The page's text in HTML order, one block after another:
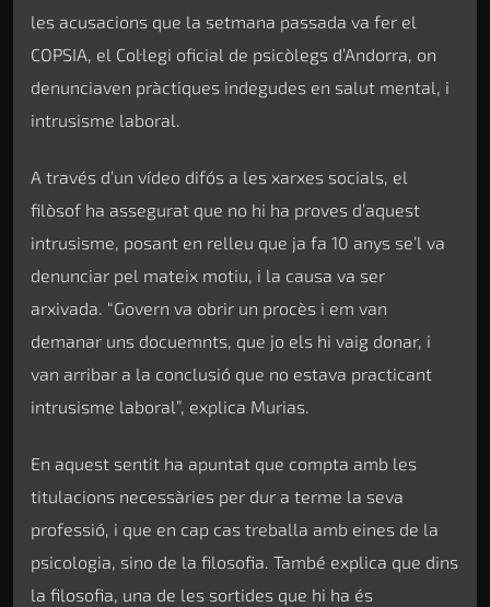
les acusacions que la setmana passada va fer el
COPSIA, el Col·legi oficial de psicòlegs d’Andorra, on
denunciaven pràctiques indegudes en salut mental, i
intrusisme laboral.
A través d’un vídeo difós a les xarxes socials, el
filòsof ha assegurat que no hi ha proves d’aquest
intrusisme, posant en relleu que ja fa 10 anys se’l va
denunciar pel mateix motiu, i la causa va ser
arxivada. “Govern va obrir un procès i em van
demanar uns docuemnts, que jo els hi vaig donar, i
van arribar a la conclusió que no estava practicant
intrusisme laboral”, explica Murias.
En aquest sentit ha apuntat que compta amb les
titulacions necessàries per dur a terme la seva
professió, i que en cap cas treballa amb eines de la
psicologia, sino de la filosofia. També explica que dins
la filosofia, una de les sortides que hi ha és